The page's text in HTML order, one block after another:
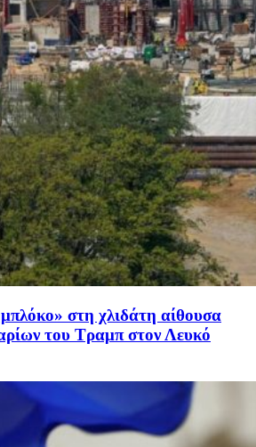
στη χλιδάτη αίθουσα
του Τραμπ στον Λευκό